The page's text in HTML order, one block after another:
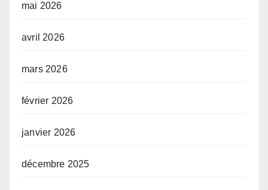
mai 2026
avril 2026
mars 2026
février 2026
janvier 2026
décembre 2025